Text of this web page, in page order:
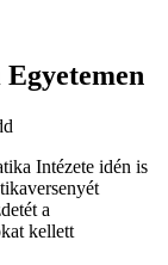
Intézete idén is
a
kellett